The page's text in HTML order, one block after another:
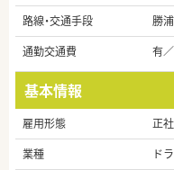
路線・交通手段
勝
通勤交通費
有
基本情報
雇用形態
正
業種
ド